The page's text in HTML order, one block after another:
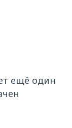
ещё один